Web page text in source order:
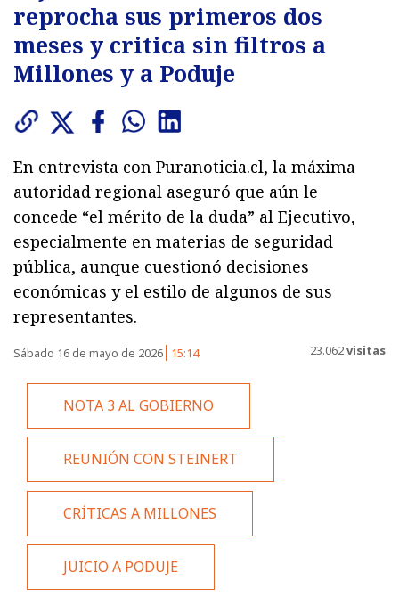
reprocha sus primeros dos
meses y critica sin filtros a
Millones y a Poduje
En entrevista con Puranoticia.cl, la máxima
autoridad regional aseguró que aún le
concede “el mérito de la duda” al Ejecutivo,
especialmente en materias de seguridad
pública, aunque cuestionó decisiones
económicas y el estilo de algunos de sus
representantes.
Sábado 16 de mayo de 2026 15:14 23.062visitas
NOTA 3 AL GOBIERNO
REUNIÓN CON STEINERT
CRÍTICAS A MILLONES
JUICIO A PODUJE